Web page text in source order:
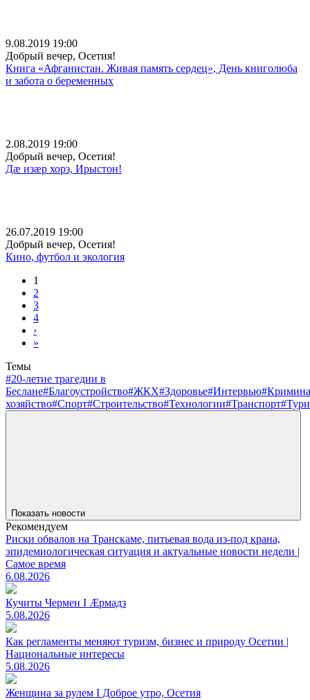
9.08.2019 19:00
Добрый вечер, Осетия!
Книга «Афганистан. Живая память сердец», День книголюба
и забота о беременных
2.08.2019 19:00
Добрый вечер, Осетия!
Дæ изæр хорз, Ирыстон!
26.07.2019 19:00
Добрый вечер, Осетия!
Кино, футбол и экология
1
2
3
4
›
»
Темы
#20-летие трагедии в
Беслане#Благоустройство#ЖКХ#Здоровье#Интервью
хозяйство#Спорт#Строительство#Технологии#Транспорт
Показать новости
Рекомендуем
Риски обвалов на Транскаме, питьевая вода из-под крана,
эпидемиологическая ситуация и актуальные новости недели |
Самое время
6.08.2026
Кучиты Чермен I Æрмадз
5.08.2026
Как регламенты меняют туризм, бизнес и природу Осетии |
Национальные интересы
5.08.2026
Женщина за рулем I Доброе утро, Осетия